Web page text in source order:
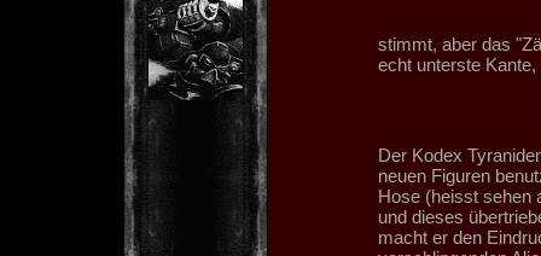
stimmt, aber das
echt unterste
Der Kodex
neuen Figuren
Hose (heisst sehen
und dieses
macht er den